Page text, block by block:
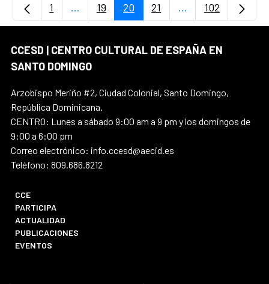
Página
1 ...Páginas intermedias Use TAB para
Página
19 Página
20 Página
21 ...PáginasPágina
102
CCESD | CENTRO CULTURAL DE ESPAÑA EN
SANTO DOMINGO
Arzobispo Meriño #2, Ciudad Colonial, Santo Domingo,
República Dominicana.
CENTRO: Lunes a sábado 9:00 am a 9 pm y los domingos de
9:00 a 6:00 pm
Correo electrónico: info.ccesd@aecid.es
Teléfono: 809.686.8212
CCE
PARTICIPA
ACTUALIDAD
PUBLICACIONES
EVENTOS